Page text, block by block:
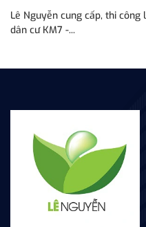
Lê Nguyễn cung cấp, thi
dân cư KM7 -...